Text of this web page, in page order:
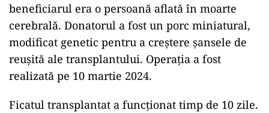
beneficiarul era o persoană aflată în moarte
cerebrală. Donatorul a fost un porc miniatural,
modificat genetic pentru a creștere șansele de
reușită ale transplantului. Operația a fost
realizată pe 10 martie 2024.
Ficatul transplantat a funcționat timp de 10 zile.